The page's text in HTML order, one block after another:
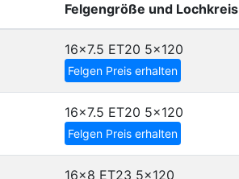
Felgengröße und Lochkreis
16x7.5 ET20 5x120
Felgen Preis erhalten
16x7.5 ET20 5x120
Felgen Preis erhalten
16x8 ET23 5x120